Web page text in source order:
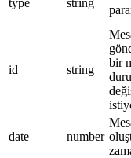
type string
id string
bir
date number